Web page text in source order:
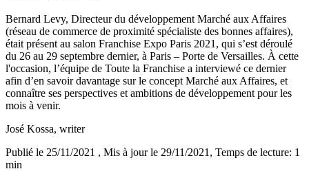
Bernard Levy, Directeur du développement Marché aux Affaires
(réseau de commerce de proximité spécialiste des bonnes affaires),
était présent au salon Franchise Expo Paris 2021, qui s’est déroulé
du 26 au 29 septembre dernier, à Paris – Porte de Versailles. À cette
l'occasion, l’équipe de Toute la Franchise a interviewé ce dernier
afin d’en savoir davantage sur le concept Marché aux Affaires, et
connaître ses perspectives et ambitions de développement pour les
mois à venir.
José Kossa, writer
Publié le 25/11/2021 , Mis à jour le 29/11/2021, Temps de lecture: 1
min